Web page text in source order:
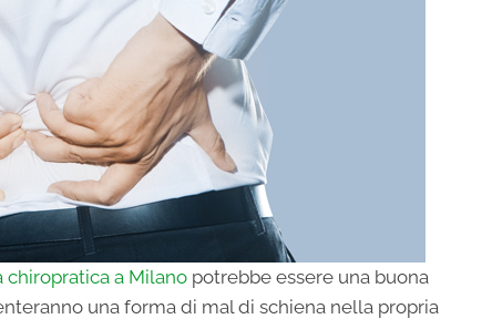
chiropratica a Milano potrebbe essere una buona
una forma di mal di schiena nella propria